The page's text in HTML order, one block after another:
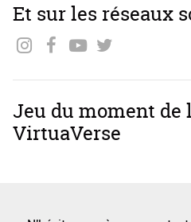
Et sur les réseaux
Jeu du moment de
VirtuaVerse